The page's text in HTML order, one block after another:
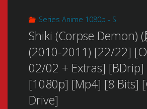
Series Anime 1080p - S
Shiki (Corpse Demon)
(2010-2011) [22/22]
02/02 + Extras]
[1080p] [Mp4] [8 Bits]
Drive]